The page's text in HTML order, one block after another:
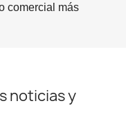
comercial más
noticias y